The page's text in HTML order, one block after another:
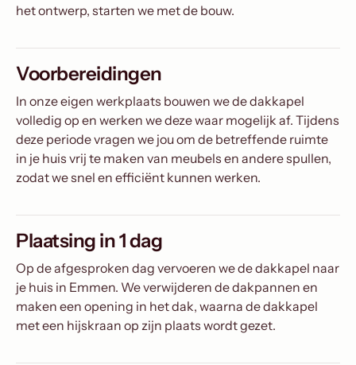
het ontwerp, starten we met de bouw.
Voorbereidingen
In onze eigen werkplaats bouwen we de dakkapel
volledig op en werken we deze waar mogelijk af. Tijdens
deze periode vragen we jou om de betreffende ruimte
in je huis vrij te maken van meubels en andere spullen,
zodat we snel en efficiënt kunnen werken.
Plaatsing in 1 dag
Op de afgesproken dag vervoeren we de dakkapel naar
je huis in Emmen. We verwijderen de dakpannen en
maken een opening in het dak, waarna de dakkapel
met een hijskraan op zijn plaats wordt gezet.